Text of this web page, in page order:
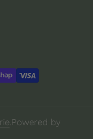
.Powered by